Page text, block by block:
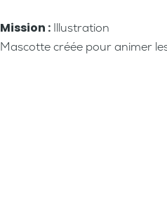
Mission : Illustration
Mascotte créée pour animer